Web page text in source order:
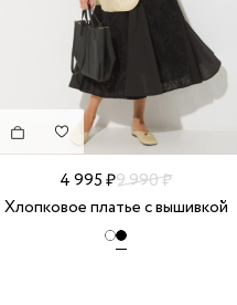
4 995 ₽9 990 ₽
Хлопковое платье с вышивкой